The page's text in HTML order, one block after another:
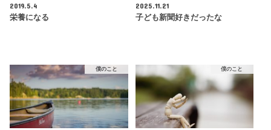
2019.5.4
栄養になる
2025.11.21
子ども新聞好きだったな
僕のこと 僕のこと